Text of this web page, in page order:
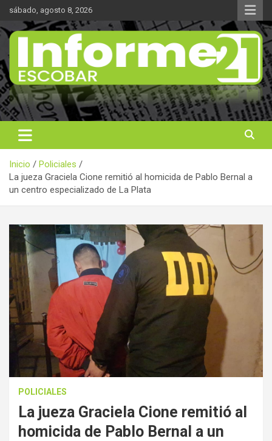
Saltar
contenido
sábado, agosto 8, 2026
Informe 21
Noticas reales
Inicio
Policiales
La jueza Graciela Cione remitió al homicida de Pablo Bernal a
un centro especializado de La Plata
POLICIALES
La jueza Graciela Cione remitió al
homicida de Pablo Bernal a un